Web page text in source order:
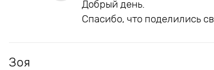
Добрый день.
Спасибо, что поделились
Зоя